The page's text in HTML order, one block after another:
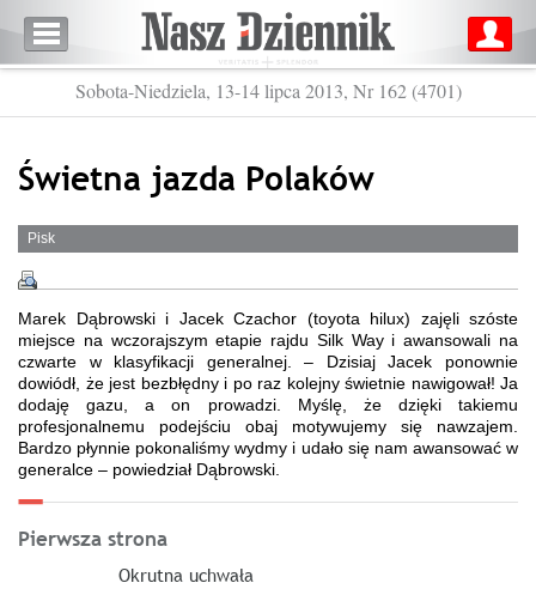
Sobota-Niedziela, 13-14 lipca 2013, Nr 162 (4701)
Świetna jazda Polaków
Pisk
Marek Dąbrowski i Jacek Czachor (toyota hilux) zajęli szóste
miejsce na wczorajszym etapie rajdu Silk Way i awansowali na
czwarte w klasyfikacji generalnej. – Dzisiaj Jacek ponownie
dowiódł, że jest bezbłędny i po raz kolejny świetnie nawigował! Ja
dodaję gazu, a on prowadzi. Myślę, że dzięki takiemu
profesjonalnemu podejściu obaj motywujemy się nawzajem.
Bardzo płynnie pokonaliśmy wydmy i udało się nam awansować w
generalce – powiedział Dąbrowski.
Pierwsza strona
Okrutna uchwała